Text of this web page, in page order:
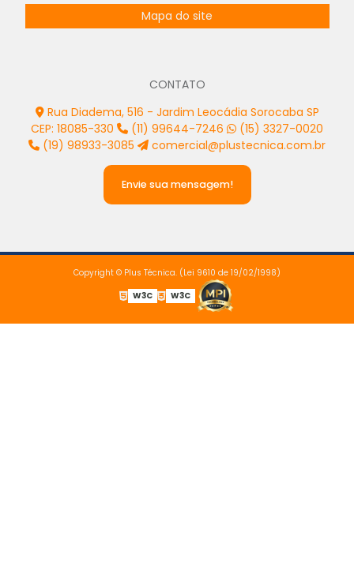
Mapa do site
CONTATO
Rua Diadema, 516 - Jardim Leocádia Sorocaba SP
CEP: 18085-330
(11) 99644-7246
(15) 3327-0020
(19) 98933-3085
comercial@plustecnica.com.br
Envie sua mensagem!
Copyright © Plus Técnica. (Lei 9610 de 19/02/1998)
W3C
W3C